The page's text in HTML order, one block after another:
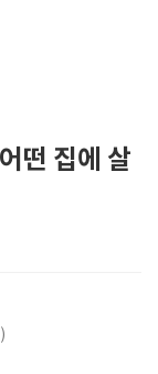
떤 집에 살